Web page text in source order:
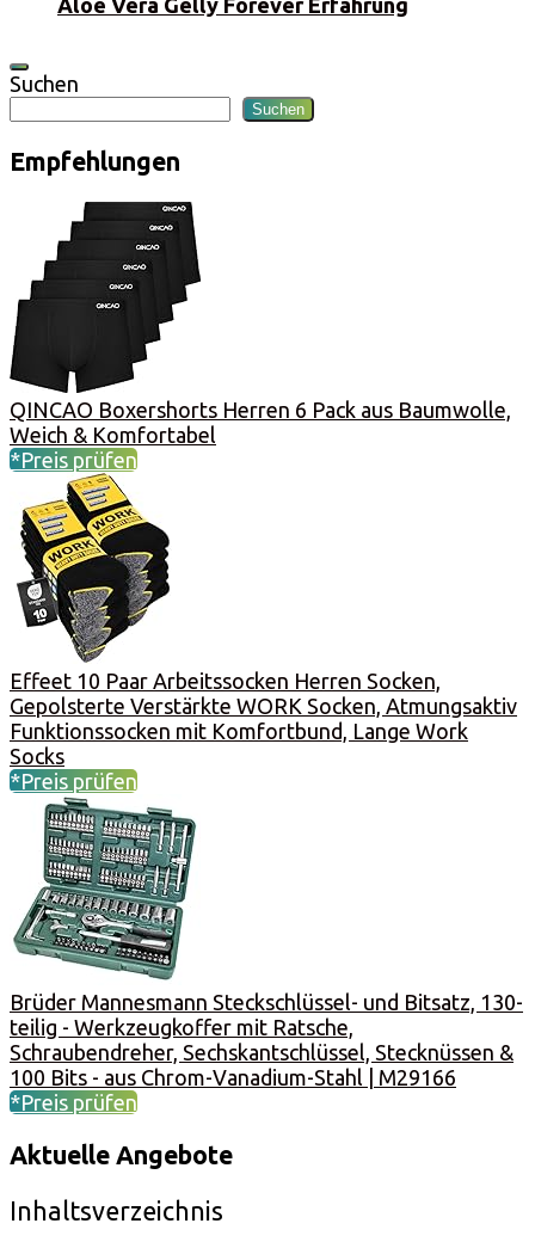
Suchen
Suchen
Empfehlungen
QINCAO Boxershorts Herren 6 Pack aus Baumwolle,
Weich & Komfortabel
*Preis prüfen
Effeet 10 Paar Arbeitssocken Herren Socken,
Gepolsterte Verstärkte WORK Socken, Atmungsaktiv
Funktionssocken mit Komfortbund, Lange Work
Socks
*Preis prüfen
Brüder Mannesmann Steckschlüssel- und Bitsatz, 130-
teilig - Werkzeugkoffer mit Ratsche,
Schraubendreher, Sechskantschlüssel, Stecknüssen &
100 Bits - aus Chrom-Vanadium-Stahl | M29166
*Preis prüfen
Aktuelle Angebote
Inhaltsverzeichnis